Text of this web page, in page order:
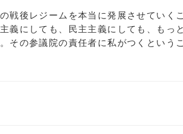
戦後レジームを本当に発展させていく
義にしても、民主主義にしても、もっ
その参議院の責任者に私がつくという